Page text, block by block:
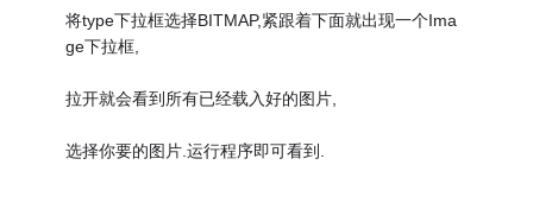
将type下拉框选择BITMAP,紧跟着下面就出现一个Ima
ge下拉框,
拉开就会看到所有已经载入好的图片,
选择你要的图片.运行程序即可看到.